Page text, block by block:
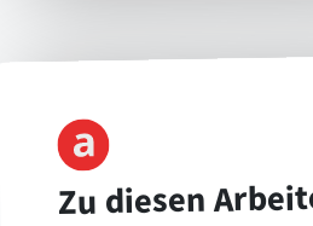
Zu diesen